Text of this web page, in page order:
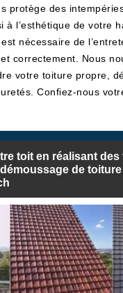
protège des
à l’esthétique de votre
nécessaire de
correctement. Nous
votre toiture propre,
Confiez-nous
toit en réalisant des
de toiture